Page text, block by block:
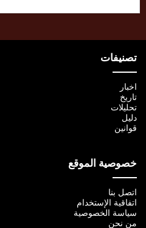
تصنيفات
اخبار
تاريخ
تحليلات
دليل
قوانين
خصوصية الموقع
اتصل بنا
اتفاقية الإستخدام
سياسة الخصوصية
من نحن